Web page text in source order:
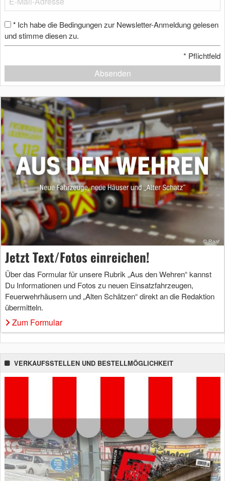
* Ich habe die Bedingungen zur Newsletter-Anmeldung gelesen
und stimme diesen zu.
* Pflichtfeld
Absenden
Jetzt Text/Fotos einreichen!
Über das Formular für unsere Rubrik „Aus den Wehren“ kannst
Du Informationen und Fotos zu neuen Einsatzfahrzeugen,
Feuerwehrhäusern und „Alten Schätzen“ direkt an die Redaktion
übermitteln.
Zum Formular
VERKAUFSSTELLEN UND BESTELLMÖGLICHKEIT